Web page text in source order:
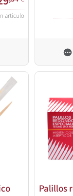
artículo
Palillos